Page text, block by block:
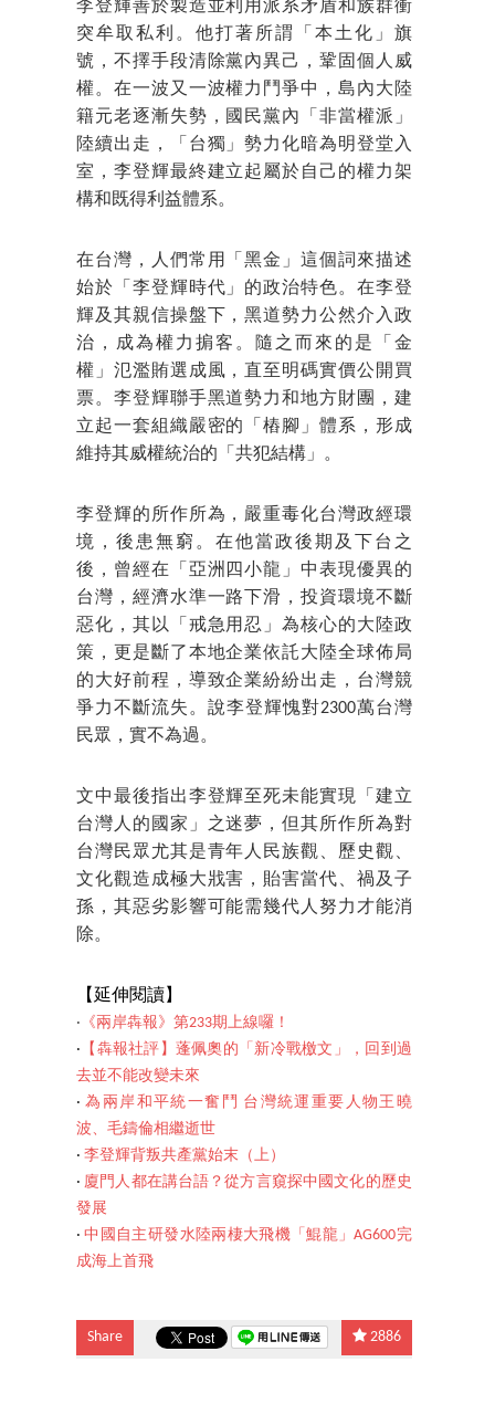
李登輝善於製造並利用派系矛盾和族群衝
突牟取私利。他打著所謂「本土化」旗
號，不擇手段清除黨內異己，鞏固個人威
權。在一波又一波權力鬥爭中，島內大陸
籍元老逐漸失勢，國民黨內「非當權派」
陸續出走，「台獨」勢力化暗為明登堂入
室，李登輝最終建立起屬於自己的權力架
構和既得利益體系。
在台灣，人們常用「黑金」這個詞來描述
始於「李登輝時代」的政治特色。在李登
輝及其親信操盤下，黑道勢力公然介入政
治，成為權力掮客。隨之而來的是「金
權」氾濫賄選成風，直至明碼實價公開買
票。李登輝聯手黑道勢力和地方財團，建
立起一套組織嚴密的「樁腳」體系，形成
維持其威權統治的「共犯結構」。
李登輝的所作所為，嚴重毒化台灣政經環
境，後患無窮。在他當政後期及下台之
後，曾經在「亞洲四小龍」中表現優異的
台灣，經濟水準一路下滑，投資環境不斷
惡化，其以「戒急用忍」為核心的大陸政
策，更是斷了本地企業依託大陸全球佈局
的大好前程，導致企業紛紛出走，台灣競
爭力不斷流失。說李登輝愧對2300萬台灣
民眾，實不為過。
文中最後指出李登輝至死未能實現「建立
台灣人的國家」之迷夢，但其所作所為對
台灣民眾尤其是青年人民族觀、歷史觀、
文化觀造成極大戕害，貽害當代、禍及子
孫，其惡劣影響可能需幾代人努力才能消
除。
【延伸閱讀】
‧ 《兩岸犇報》第233期上線囉！
‧ 【犇報社評】蓬佩奧的「新冷戰檄文」，回到過
去並不能改變未來
‧為兩岸和平統一奮鬥 台灣統運重要人物王曉
波、毛鑄倫相繼逝世
‧ 李登輝背叛共產黨始末（上）
‧ 廈門人都在講台語？從方言窺探中國文化的歷史
發展
‧中國自主研發水陸兩棲大飛機「鯤龍」AG600完
成海上首飛
Share 2886